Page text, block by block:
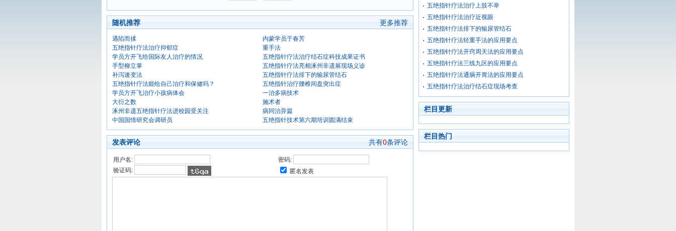
随机推荐 更多推荐
遇陷而揉
五绝指针疗法治疗抑郁症
学员方开飞给国际友人治疗的情况
手型柳立掌
补泻速变法
五绝指针疗法能给自己治疗和保健吗？
学员方开飞治疗小孩病体会
大衍之数
涿州非遗五绝指针疗法进校园受关注
中国国情研究会调研员
内蒙学员于春芳
重手法
五绝指针疗法治疗结石症科技成果证书
五绝指针疗法亮相涿州非遗展现场义诊
五绝指针疗法排下的输尿管结石
五绝指针治疗腰椎间盘突出症
一治多病技术
施术者
病同治异篇
五绝指针技术第六期培训圆满结束
发表评论 共有0条评论
用户名:
密码:
验证码:
匿名发表
五绝指针疗法治疗上肢不举
五绝指针疗法治疗近视眼
五绝指针疗法排下的输尿管结石
五绝指针疗法轻重手法的应用要点
五绝指针疗法开窍周天法的应用要点
五绝指针疗法三线九区的应用要点
五绝指针疗法通膈开胃法的应用要点
五绝指针疗法治疗结石症现场考查
栏目更新
栏目热门